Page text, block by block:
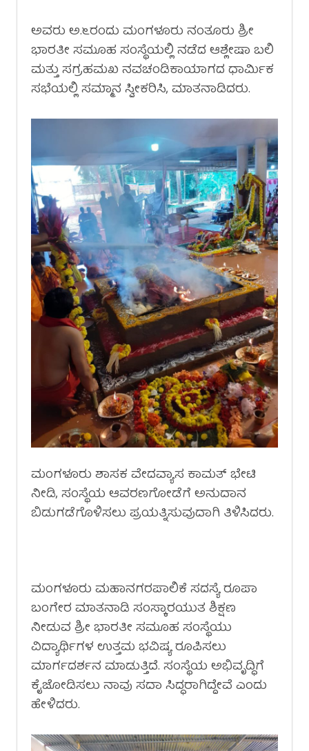
ಅವರು ಅ.೬ರಂದು ಮಂಗಳೂರು ನಂತೂರು ಶ್ರೀ
ಭಾರತೀ ಸಮೂಹ ಸಂಸ್ಥೆಯಲ್ಲಿ ನಡೆದ ಆಶ್ಲೇಷಾ ಬಲಿ
ಮತ್ತು ಸಗ್ರಹಮಖ ನವಚಂಡಿಕಾಯಾಗದ ಧಾರ್ಮಿಕ
ಸಭೆಯಲ್ಲಿ ಸಮ್ಮಾನ ಸ್ವೀಕರಿಸಿ, ಮಾತನಾಡಿದರು.
ಮಂಗಳೂರು ಶಾಸಕ ವೇದವ್ಯಾಸ ಕಾಮತ್ ಭೇಟಿ
ನೀಡಿ, ಸಂಸ್ಥೆಯ ಆವರಣಗೋಡೆಗೆ ಅನುದಾನ
ಬಿಡುಗಡೆಗೊಳಿಸಲು ಪ್ರಯತ್ನಿಸುವುದಾಗಿ ತಿಳಿಸಿದರು.
ಮಂಗಳೂರು ಮಹಾನಗರಪಾಲಿಕೆ ಸದಸ್ಯೆ ರೂಪಾ
ಬಂಗೇರ ಮಾತನಾಡಿ ಸಂಸ್ಕಾರಯುತ ಶಿಕ್ಷಣ
ನೀಡುವ ಶ್ರೀ ಭಾರತೀ ಸಮೂಹ ಸಂಸ್ಥೆಯು
ವಿದ್ಯಾರ್ಥಿಗಳ ಉತ್ತಮ ಭವಿಷ್ಯ ರೂಪಿಸಲು
ಮಾರ್ಗದರ್ಶನ ಮಾಡುತ್ತಿದೆ. ಸಂಸ್ಥೆಯ ಅಭಿವೃದ್ಧಿಗೆ
ಕೈಜೋಡಿಸಲು ನಾವು ಸದಾ ಸಿದ್ಧರಾಗಿದ್ದೇವೆ ಎಂದು
ಹೇಳಿದರು.